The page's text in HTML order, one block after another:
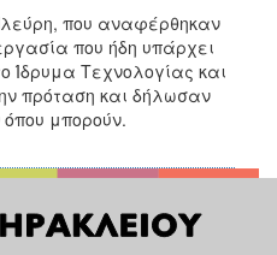
που αναφέρθηκαν
που ήδη υπάρχει
Ίδρυμα Τεχνολογίας και
πρόταση και δήλωσαν
μπορούν.